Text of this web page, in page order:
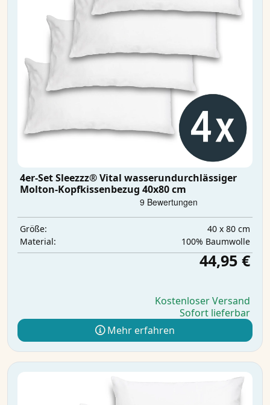
4er-Set Sleezzz® Vital wasserundurchlässiger
Molton-Kopfkissenbezug 40x80 cm
Größe:
40 x 80 cm
Material:
100% Baumwolle
44,95 €
Kostenloser Versand
Sofort lieferbar
Mehr erfahren